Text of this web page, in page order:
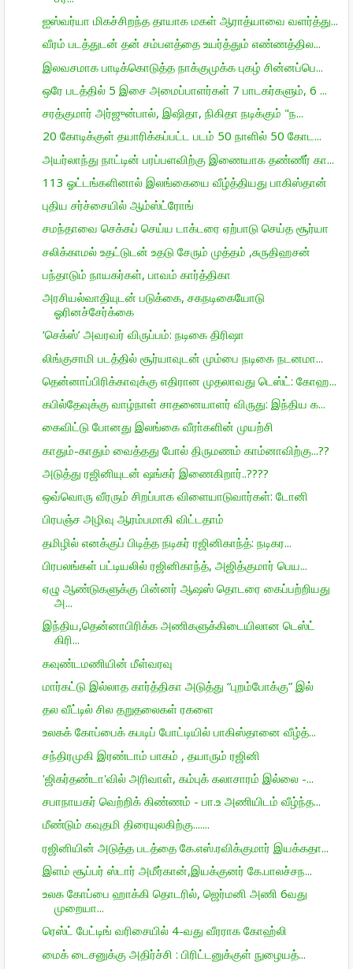
ஐஸ்வர்யா மிகச்சிறந்த தாயாக மகள் ஆராத்யாவை வளர்த்து...
வீரம் படத்துடன் தன் சம்பளத்தை உயர்த்தும் எண்ணத்தில...
இலவசமாக பாடிக்கொடுத்த நாக்குமுக்க புகழ் சின்னப்பெ...
ஒரே படத்தில் 5 இசை அமைப்பாளர்கள் 7 பாடகர்களும், 6 ...
சரத்குமார் அர்ஜுன்பால், இஷிதா, நிகிதா நடிக்கும் "ந...
20 கோடிக்குள் தயாரிக்கப்பட்ட படம் 50 நாளில் 50 கோட...
அயர்லாந்து நாட்டின் பரப்பளவிற்கு இணையாக தண்ணீர் கா...
113 ஓட்டங்களினால் இலங்கையை வீழ்த்தியது பாகிஸ்தான்
புதிய சர்ச்சையில் ஆம்ஸ்ட்ரோங்
சமந்தாவை செக்கப் செய்ய டாக்டரை ஏற்பாடு செய்த சூர்யா
சலிக்காமல் உதட்டுடன் உதடு சேரும் முத்தம் ,சுருதிஹசன்
பந்தாடும் நாயகர்கள், பாவம் கார்த்திகா
அரசியல்வாதியுடன் படுக்கை, சகநடிகையோடு
ஓரினச்சேர்க்கை
‘செக்ஸ்’ அவரவர் விருப்பம்: நடிகை திரிஷா
லிங்குசாமி படத்தில் சூர்யாவுடன் மும்பை நடிகை நடனமா...
தென்னாப்பிரிக்காவுக்கு எதிரான முதலாவது டெஸ்ட்: கோஹ...
கபில்தேவுக்கு வாழ்நாள் சாதனையாளர் விருது: இந்திய க...
கைவிட்டு போனது இலங்கை வீரா்களின் முயற்சி
காதும்-காதும் வைத்தது போல் திருமணம் காம்னாவிற்கு...??
அடுத்து ரஜினியுடன் ஷங்கர் இணைகிறார்..????
ஒவ்வொரு வீரரும் சிறப்பாக விளையாடுவார்கள்: டோனி
பிரபஞ்ச அழிவு ஆரம்பமாகி விட்டதாம்
தமிழில் எனக்குப் பிடித்த நடிகர் ரஜினிகாந்த்: நடிகர...
பிரபலங்கள் பட்டியலில் ரஜினிகாந்த், அஜித்குமார் பெய...
ஏழு ஆண்டுகளுக்கு பின்னர் ஆஷஸ் தொடரை கைப்பற்றியது
அ...
இந்திய,தென்னாபிரிக்க அணிகளுக்கிடையிலான டெஸ்ட்
கிரி...
கவுண்டமணியின் மீள்வரவு
மார்கட்டு இல்லாத கார்த்திகா அடுத்து “புறம்போக்கு” இல்
தல வீட்டில் சில தறுதலைகள் ரகளை
உலகக் கோப்பைக் கபடிப் போட்டியில் பாகிஸ்தானை வீழ்த்...
சந்திரமுகி இரண்டாம் பாகம் , தயாரும் ரஜினி
'ஜிகர்தண்டா'வில் அரிவாள், கம்புக் கலாசாரம் இல்லை -...
சபாநாயகர் வெற்றிக் கிண்ணம் - பா.உ அணியிடம் வீழ்ந்த...
மீண்டும் கவுதமி திரையுலகிற்கு.......
ரஜினியின் அடுத்த படத்தை கே.எஸ்.ரவிக்குமார் இயக்கதா...
இளம் சூப்பர் ஸ்டார் அமீர்கான்,இயக்குனர் கே.பாலச்சந...
உலக கோப்பை ஹாக்கி தொடரில், ஜெர்மனி அணி 6வது
முறையா...
ரெஸ்ட் பேட்டிங் வரிசையில் 4-வது வீரராக கோஹ்லி
மைக் டைசனுக்கு அதிர்ச்சி : பிரிட்டனுக்குள் நுழையத்...